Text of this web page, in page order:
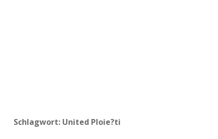
Schlagwort: United Ploie?ti